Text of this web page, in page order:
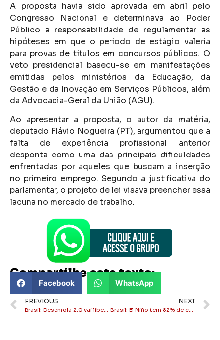
A proposta havia sido aprovada em abril pelo
Congresso Nacional e determinava ao Poder
Público a responsabilidade de regulamentar as
hipóteses em que o período de estágio valeria
para provas de títulos em concursos públicos. O
veto presidencial baseou-se em manifestações
emitidas pelos ministérios da Educação, da
Gestão e da Inovação em Serviços Públicos, além
da Advocacia-Geral da União (AGU).
Ao apresentar a proposta, o autor da matéria,
deputado Flávio Nogueira (PT), argumentou que a
falta de experiência profissional anterior
desponta como uma das principais dificuldades
enfrentadas por aqueles que buscam a inserção
no primeiro emprego. Segundo a justificativa do
parlamentar, o projeto de lei visava preencher essa
lacuna no mercado de trabalho.
Compartilhe este texto:
Facebook WhatsApp
PREVIOUS
Brasil: Desenrola 2.0 vai liberar saldo do FGTS para quitar dívidas a partir de 25 de maio
NEXT
Brasil: El Niño tem 82% de chance de produzir impactos extremos no país até 2027